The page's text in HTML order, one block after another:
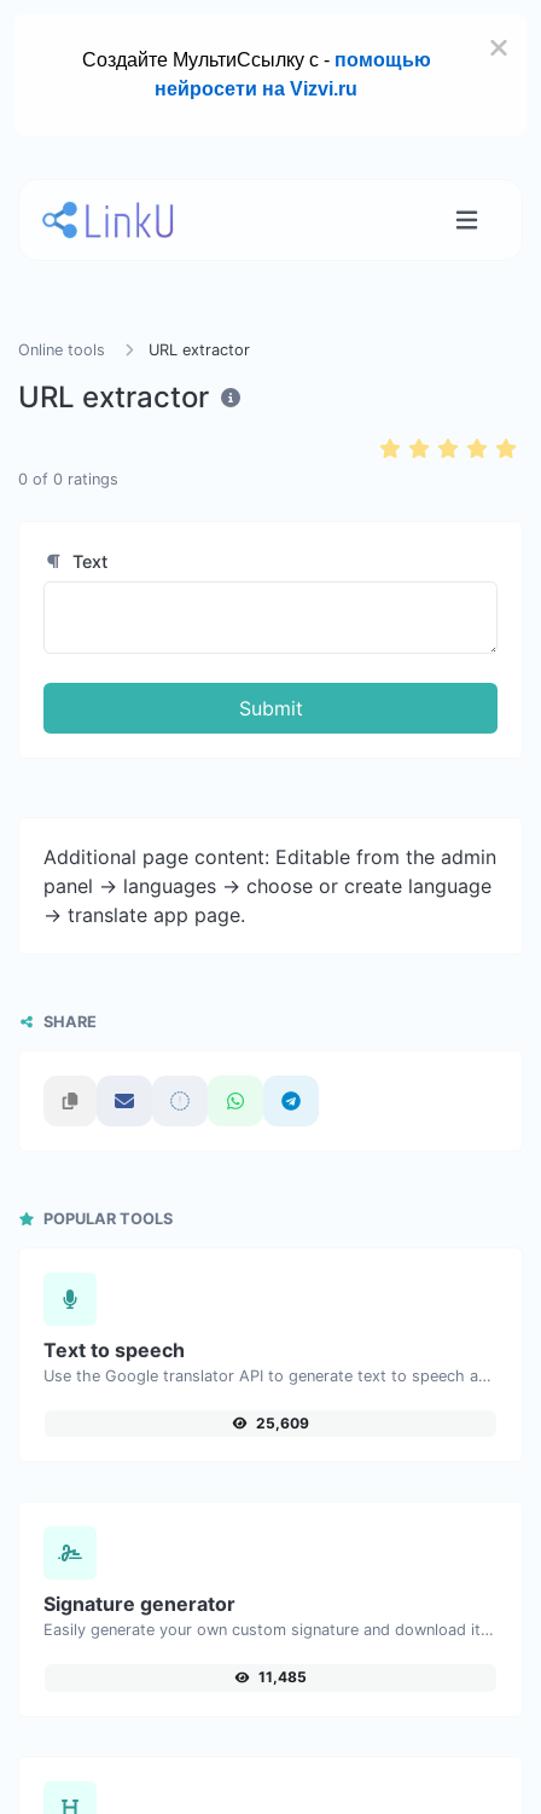
Создайте МультиСсылку с - помощью
нейросети на Vizvi.ru
Online tools URL extractor
URL extractor
0 of 0 ratings
Text
Submit
Additional page content: Editable from the admin
panel -> languages -> choose or create language
-> translate app page.
SHARE
POPULAR TOOLS
Text to speech
Use the Google translator API to generate text to speech audio.
25,609
Signature generator
Easily generate your own custom signature and download it with ease.
11,485